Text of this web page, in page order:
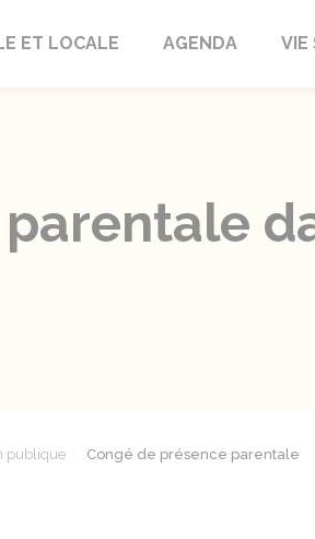
ET LOCALE AGENDA VIE
publique
Congé de présence parentale